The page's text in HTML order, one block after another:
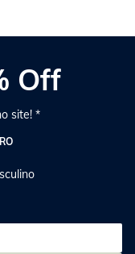
Off
site! *